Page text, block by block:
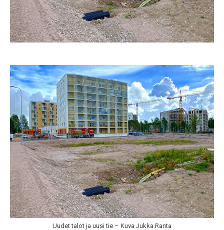
Uudet talot ja uusi tie – Kuva Jukka Ranta